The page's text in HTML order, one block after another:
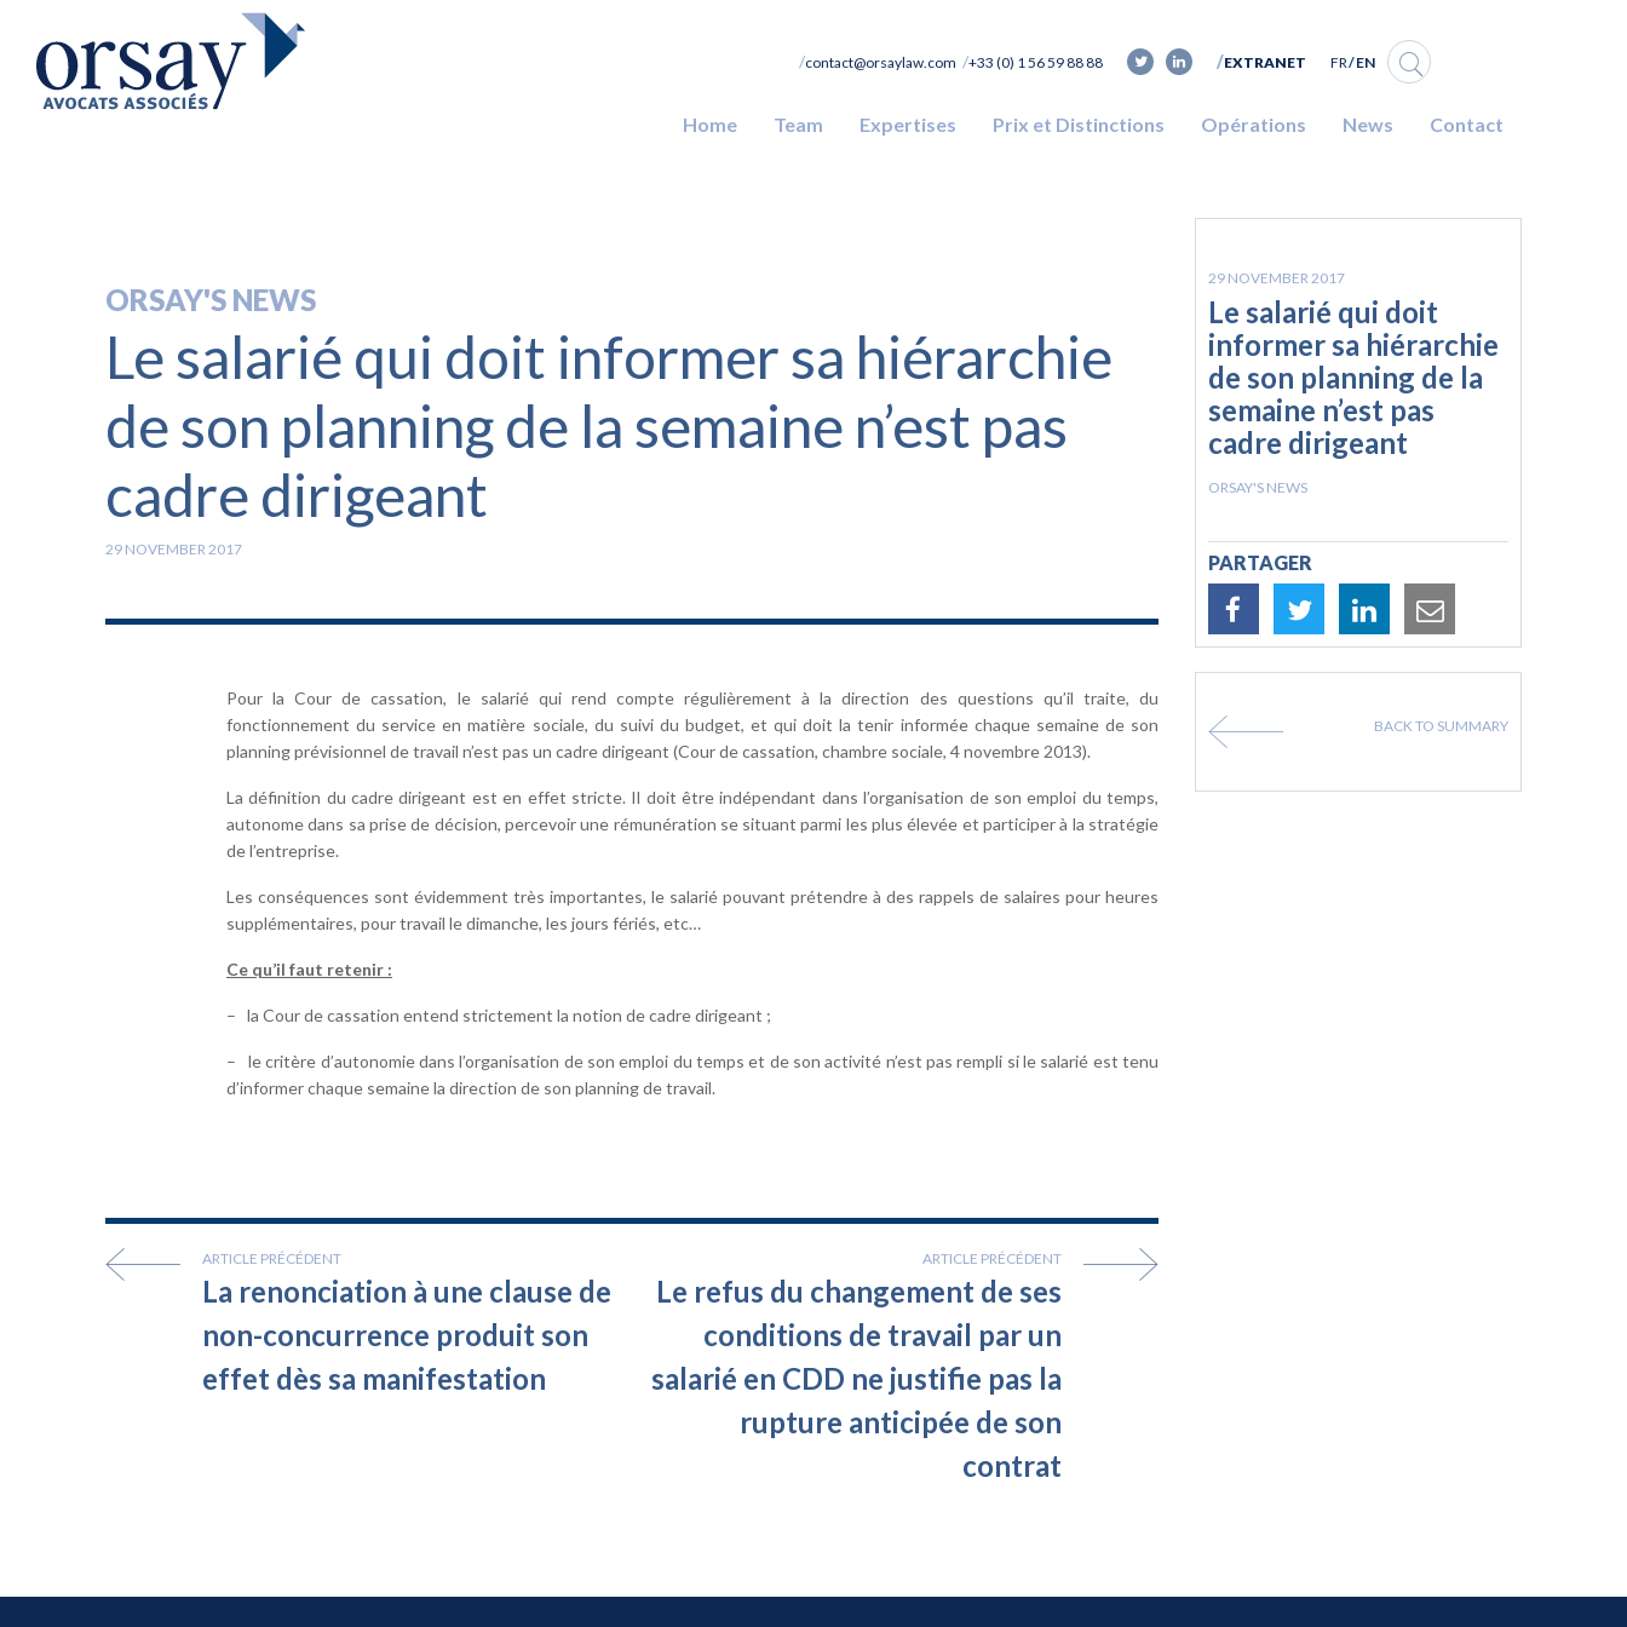
contact@orsaylaw.com +33 (0) 1 56 59 88 88 EXTRANET FR EN
Home Team Expertises Prix et Distinctions Opérations News Contact
ORSAY'S NEWS
Le salarié qui doit informer sa hiérarchie
de son planning de la semaine n’est pas
cadre dirigeant
29 NOVEMBER 2017
Pour la Cour de cassation, le salarié qui rend compte régulièrement à la direction des questions qu’il traite, du
fonctionnement du service en matière sociale, du suivi du budget, et qui doit la tenir informée chaque semaine de son
planning prévisionnel de travail n’est pas un cadre dirigeant (Cour de cassation, chambre sociale, 4 novembre 2013).
La définition du cadre dirigeant est en effet stricte. Il doit être indépendant dans l’organisation de son emploi du temps,
autonome dans sa prise de décision, percevoir une rémunération se situant parmi les plus élevée et participer à la stratégie
de l’entreprise.
Les conséquences sont évidemment très importantes, le salarié pouvant prétendre à des rappels de salaires pour heures
supplémentaires, pour travail le dimanche, les jours fériés, etc…
Ce qu’il faut retenir :
– la Cour de cassation entend strictement la notion de cadre dirigeant ;
– le critère d’autonomie dans l’organisation de son emploi du temps et de son activité n’est pas rempli si le salarié est tenu
d’informer chaque semaine la direction de son planning de travail.
ARTICLE PRÉCÉDENT
La renonciation à une clause de
non-concurrence produit son
effet dès sa manifestation
ARTICLE PRÉCÉDENT
Le refus du changement de ses
conditions de travail par un
salarié en CDD ne justifie pas la
rupture anticipée de son
contrat
29 NOVEMBER 2017
Le salarié qui doit
informer sa hiérarchie
de son planning de la
semaine n’est pas
cadre dirigeant
ORSAY'S NEWS
PARTAGER
BACK TO SUMMARY